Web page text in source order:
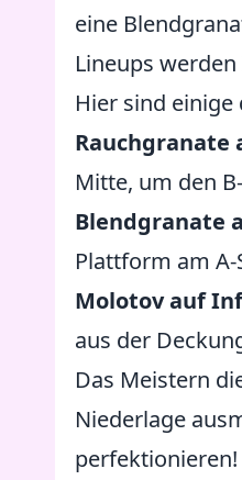
eine
Lineups
Hier sind
Rauchgranate
Mitte, um den
Blendgranate
Plattform am
Molotov auf
aus der
Das Meistern
Niederlage
perfektionieren!